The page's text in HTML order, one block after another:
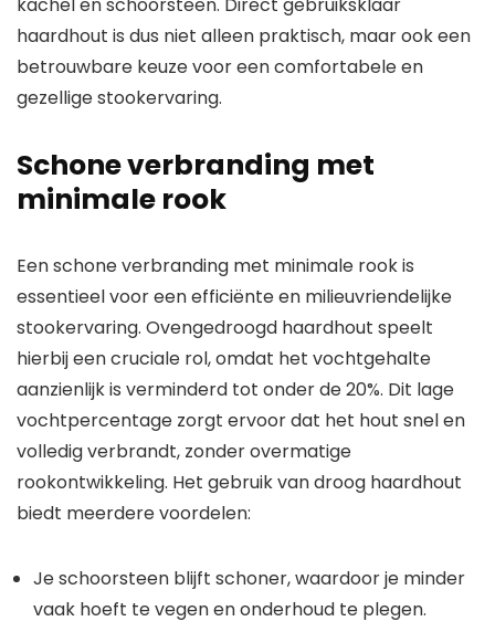
haardhout is dus niet alleen praktisch, maar ook een
betrouwbare keuze voor een comfortabele en
gezellige stookervaring.
Schone verbranding met
minimale rook
Een schone verbranding met minimale rook is
essentieel voor een efficiënte en milieuvriendelijke
stookervaring. Ovengedroogd haardhout speelt
hierbij een cruciale rol, omdat het vochtgehalte
aanzienlijk is verminderd tot onder de 20%. Dit lage
vochtpercentage zorgt ervoor dat het hout snel en
volledig verbrandt, zonder overmatige
rookontwikkeling. Het gebruik van droog haardhout
biedt meerdere voordelen:
Je schoorsteen blijft schoner, waardoor je minder
vaak hoeft te vegen en onderhoud te plegen.